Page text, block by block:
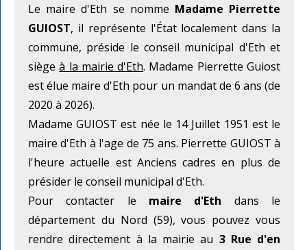
Le maire d'Eth se nomme Madame Pierrette
GUIOST, il représente l'État localement dans la
commune, préside le conseil municipal d'Eth et
siègeà la mairie d'Eth. Madame Pierrette Guiost
est élue maire d'Eth pour un mandat de 6 ans (de
2020 à 2026).
Madame GUIOST est née le 14 Juillet 1951 est le
maire d'Eth à l'age de 75 ans. Pierrette GUIOST à
l'heure actuelle est Anciens cadres en plus de
présider le conseil municipal d'Eth.
Pour contacter le maire d'Eth dans le
département du Nord (59), vous pouvez vous
rendre directement à la mairie au 3 Rue d'en